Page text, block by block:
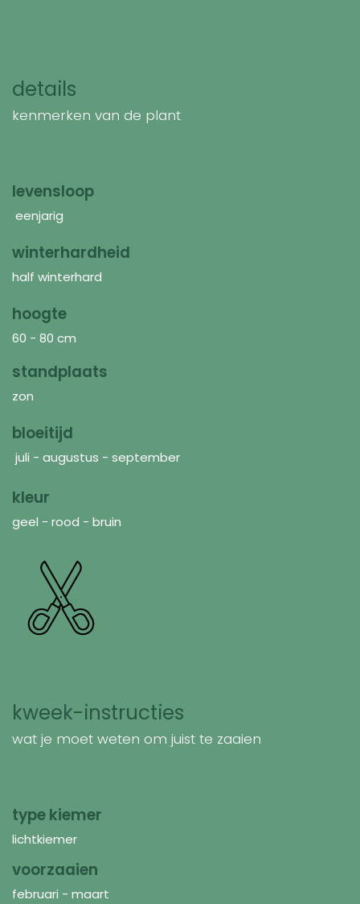
details
kenmerken van de plant
levensloop
eenjarig
winterhardheid
half winterhard
hoogte
60 - 80 cm
standplaats
zon
bloeitijd
juli - augustus - september
kleur
geel - rood - bruin
kweek-instructies
wat je moet weten om juist te zaaien
type kiemer
lichtkiemer
voorzaaien
februari - maart